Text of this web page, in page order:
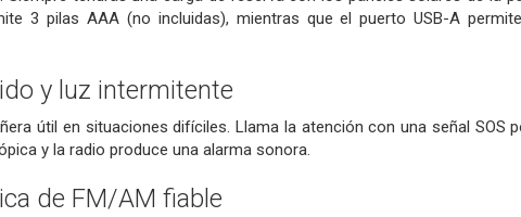
3 pilas AAA (no incluidas), mientras que el puerto USB-A
y luz intermitente
útil en situaciones difíciles. Llama la atención con una señal SOS
y la radio produce una alarma sonora.
de FM/AM fiable